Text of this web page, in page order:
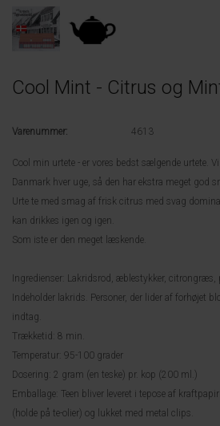
Cool Mint - Citrus og
Varenummer: 4613
Cool min urtete - er vores bedst sælgende urtete.
Danmark hver uge, så den har ekstra meget god
Urte te med smag af frisk citrus med svag
kan drikkes igen og igen.
Som iste er den meget læskende.
Ingredienser: Lakridsrod, æblestykker, citrongræs,
Indeholder lakrids. Personer, der lider af forhøjet
indtag.
Trækketid: 8 min.
Temperatur: 95-100 grader
Dosering: 2 gram (en teske) pr. kop (200 ml.)
Emballage: Teen bliver leveret i tepose af
(holde på te-olier) og lukket med metal clips.